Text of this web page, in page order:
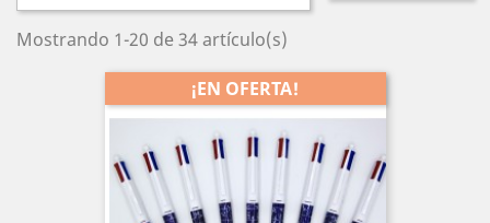
Mostrando 1-20 de 34 artículo(s)
¡EN OFERTA!